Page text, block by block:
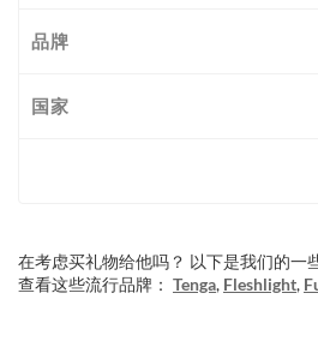
品牌
国家
在考虑买礼物给他吗？ 以下是我们的一
查看这些流行品牌： Tenga, Fleshlight,